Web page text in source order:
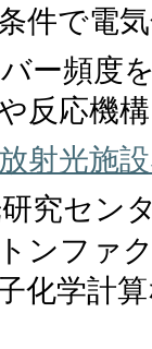
件で電
ー頻度
反応機
射光施
究セン
ンファ
化学計